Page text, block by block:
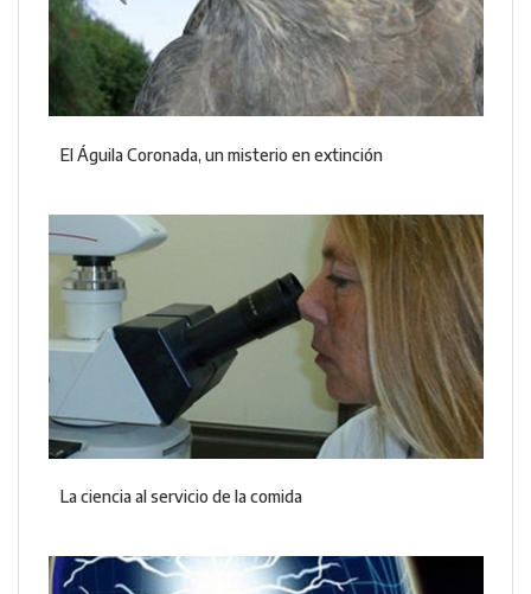
El Águila Coronada, un misterio en extinción
La ciencia al servicio de la comida